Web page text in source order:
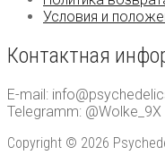
Условия и
Контактная
E-mail:
Telegramm: @Wolke_9X
Copyright © 2026